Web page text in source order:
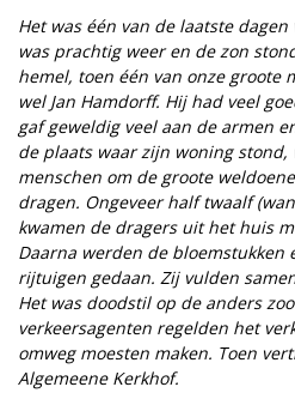
Het was één van de laatste
was prachtig weer en de zon
hemel, toen één van onze groote
wel Jan Hamdorff. Hij had veel
gaf geweldig veel aan de armen
de plaats waar zijn woning
menschen om de groote
dragen. Ongeveer half twaalf
kwamen de dragers uit het huis
Daarna werden de
rijtuigen gedaan. Zij vulden
Het was doodstil op de anders
verkeersagenten regelden het
omweg moesten maken. Toen
Algemeene Kerkhof.